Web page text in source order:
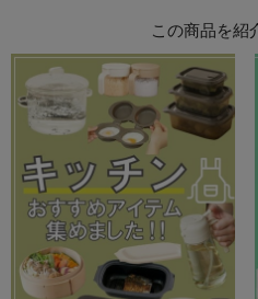
この商品を紹